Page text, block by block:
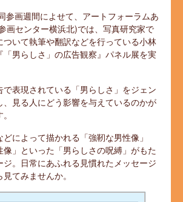
参画週間によせて、アートフォーラムあ
画センター横浜北)では、写真研究家で
ついて執筆や翻訳などを行っている小林
「男らしさ」の広告観察』パネル展を実
表現されている「男らしさ」をジェン
、見る人にどう影響を与えているのかが
によって描かれる「強靭な男性像」
像」といった「男らしさの呪縛」がもた
ジ。日常にあふれる見慣れたメッセージ
てみませんか。